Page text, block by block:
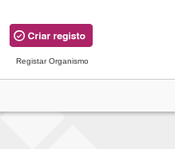
Registar Organismo